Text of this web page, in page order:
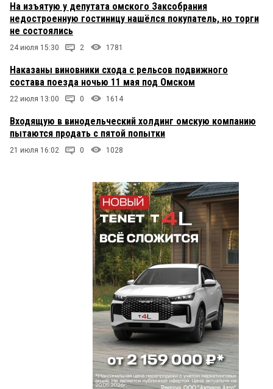
На изъятую у депутата омского Заксобрания
недостроенную гостиницу нашёлся покупатель, но торги
не состоялись
24 июля 15:30 2 1781
Наказаны виновники схода с рельсов подвижного
состава поезда ночью 11 мая под Омском
22 июля 13:00 0 1614
Входящую в винодельческий холдинг омскую компанию
пытаются продать с пятой попытки
21 июля 16:02 0 1028